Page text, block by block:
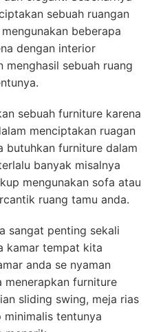
sebuah ruangan
beberapa
dengan interior
sebuah ruang
sebuah furniture karena
menciptakan ruagan
butuhkan furniture dalam
banyak misalnya
mengunakan sofa atau
ruang tamu anda.
sangat penting sekali
kamar tempat kita
anda se nyaman
menerapkan furniture
sliding swing, meja rias
minimalis tentunya